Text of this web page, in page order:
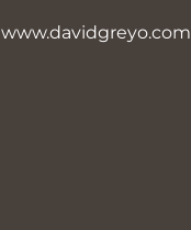
www.davidgreyo.com